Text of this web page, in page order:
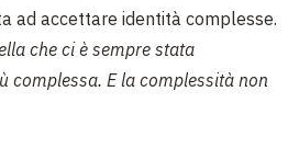
ad accettare identità complesse.
che ci è sempre stata
complessa. E la complessità non